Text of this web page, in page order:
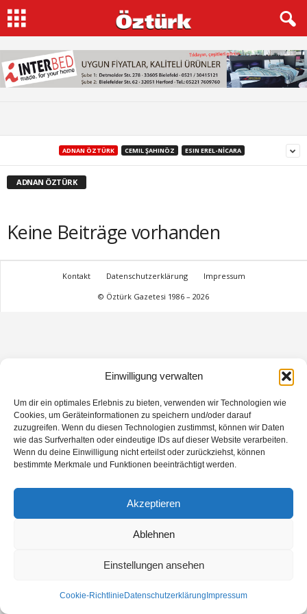
Einwilligung verwalten
Um dir ein optimales Erlebnis zu bieten, verwenden wir Technologien wie
Cookies, um Geräteinformationen zu speichern und/oder darauf
zuzugreifen. Wenn du diesen Technologien zustimmst, können wir Daten
wie das Surfverhalten oder eindeutige IDs auf dieser Website verarbeiten.
Wenn du deine Einwilligung nicht erteilst oder zurückziehst, können
bestimmte Merkmale und Funktionen beeinträchtigt werden.
Akzeptieren
Ablehnen
Einstellungen ansehen
Cookie-Richtlinie Datenschutzerklärung Impressum
ADNAN ÖZTÜRK CEMIL ŞAHINÖZ ESIN EREL-NİCARA
ADNAN ÖZTÜRK
Keine Beiträge vorhanden
Kontakt Datenschutzerklärung
Impressum
© Öztürk Gazetesi 1986 – 2026